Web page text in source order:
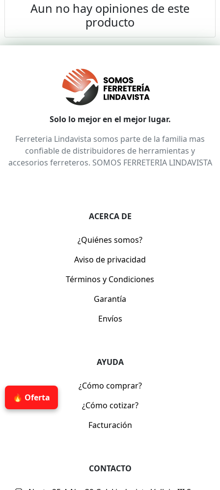
🔥 Oferta
Aun no hay opiniones de este
producto
Solo lo mejor en el mejor lugar.
Ferreteria Lindavista somos parte de la familia mas
confiable de distribuidores de herramientas y
accesorios ferreteros. SOMOS FERRETERIA LINDAVISTA
ACERCA DE
¿Quiénes somos?
Aviso de privacidad
Términos y Condiciones
Garantía
Envíos
AYUDA
¿Cómo comprar?
¿Cómo cotizar?
Facturación
CONTACTO